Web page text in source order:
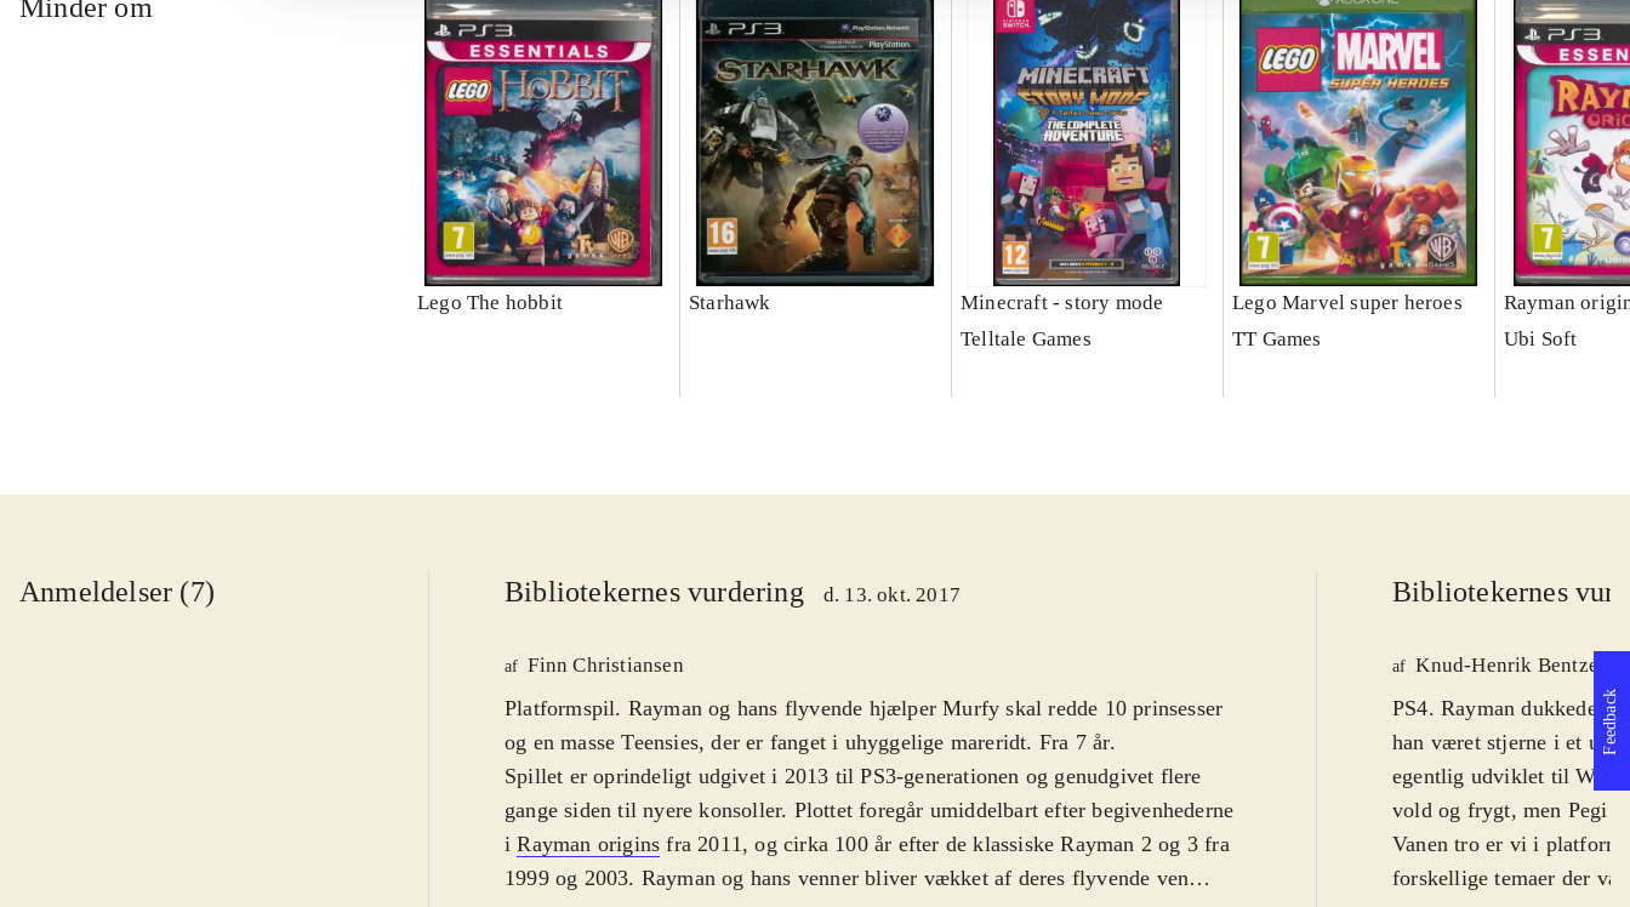
Minder om
Lego The hobbit Starhawk
Minecraft - story mode
Telltale Games
Lego Marvel super heroes
TT Games
Rayman
Ubi Soft
Anmeldelser (7) Bibliotekernes vurdering d. 13. okt. 2017
af Finn Christiansen
Platformspil. Rayman og hans flyvende hjælper Murfy skal redde 10 prinsesser
og en masse Teensies, der er fanget i uhyggelige mareridt. Fra 7 år.
Spillet er oprindeligt udgivet i 2013 til PS3-generationen og genudgivet flere
gange siden til nyere konsoller. Plottet foregår umiddelbart efter begivenhederne
iRayman origins fra 2011, og cirka 100 år efter de klassiske Rayman 2 og 3 fra
1999 og 2003. Rayman og hans venner bliver vækket af deres flyvende ven
Bibliotekernes
af Knud-Henrik Bentzen
PS4. Rayman dukkede
han været stjerne i et
egentlig udviklet til WiiU
vold og frygt, men Pegi
Vanen tro er vi i
forskellige temaer der
Feedback